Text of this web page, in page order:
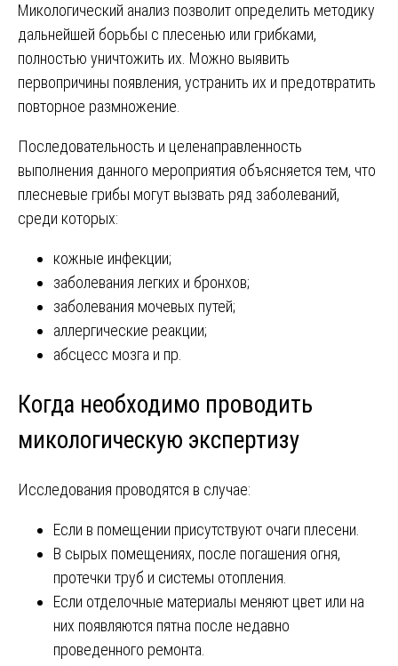
Микологический анализ позволит определить методику
дальнейшей борьбы с плесенью или грибками,
полностью уничтожить их. Можно выявить
первопричины появления, устранить их и предотвратить
повторное размножение.
Последовательность и целенаправленность
выполнения данного мероприятия объясняется тем, что
плесневые грибы могут вызвать ряд заболеваний,
среди которых:
кожные инфекции;
заболевания легких и бронхов;
заболевания мочевых путей;
аллергические реакции;
абсцесс мозга и пр.
Когда необходимо проводить
микологическую экспертизу
Исследования проводятся в случае:
Если в помещении присутствуют очаги плесени.
В сырых помещениях, после погашения огня,
протечки труб и системы отопления.
Если отделочные материалы меняют цвет или на
них появляются пятна после недавно
проведенного ремонта.